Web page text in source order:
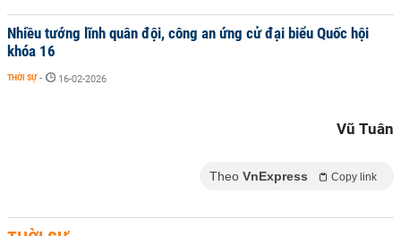
Nhiều tướng lĩnh quân đội, công an ứng cử đại biểu Quốc hội
khóa 16
THỜI SỰ - 16-02-2026
Vũ Tuân
Theo VnExpress Copy link